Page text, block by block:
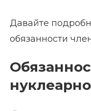
Давайте
обязанности